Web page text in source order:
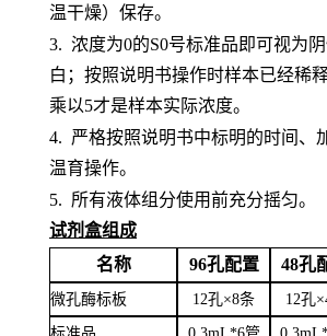
温干燥）保存。
3. 浓度为0的S0号标准品即可视为
白；按照说明书操作时样本已经稀
乘以5才是样本实际浓度。
4. 严格按照说明书中标明的时间、
温育操作。
5. 所有液体组分使用前充分摇匀。
试剂盒组成
名称
96孔配置 48孔
微孔酶标板 12孔×8条 12孔